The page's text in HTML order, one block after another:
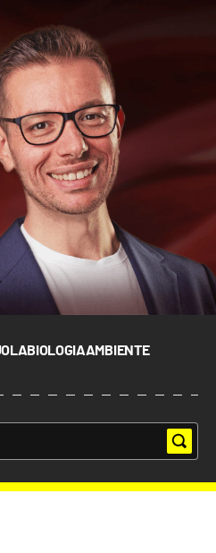
BIOLOGIAAMBIENTE